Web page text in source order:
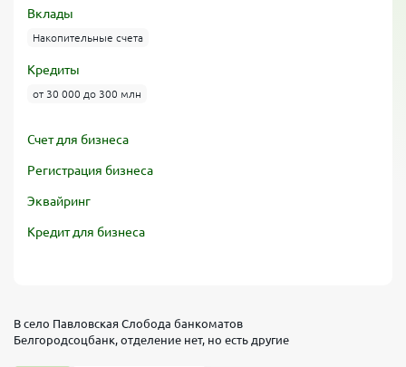
Вклады
Накопительные счета
Кредиты
от 30 000 до 300 млн
Счет для бизнеса
Регистрация бизнеса
Эквайринг
Кредит для бизнеса
В село Павловская Слобода банкоматов
Белгородсоцбанк, отделение нет, но есть другие